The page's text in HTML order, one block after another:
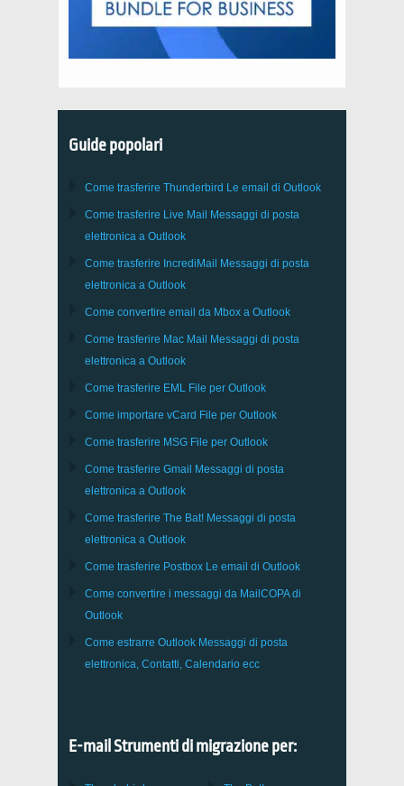
Guide popolari
Come trasferire Thunderbird Le email di Outlook
Come trasferire Live Mail
Messaggi di posta
elettronica a Outlook
Come trasferire IncrediMail
Messaggi di posta
elettronica a Outlook
Come convertire email da Mbox a Outlook
Come trasferire Mac Mail
Messaggi di posta
elettronica a Outlook
Come trasferire EML File per Outlook
Come importare vCard File per Outlook
Come trasferire MSG File per Outlook
Come trasferire Gmail
Messaggi di posta
elettronica a Outlook
Come trasferire The Bat! Messaggi di posta
elettronica a Outlook
Come trasferire Postbox Le email di Outlook
Come convertire i messaggi da MailCOPAdi
Outlook
Come estrarre Outlook Messaggi di posta
elettronica, Contatti, Calendario ecc
E-mail Strumenti di migrazione per: